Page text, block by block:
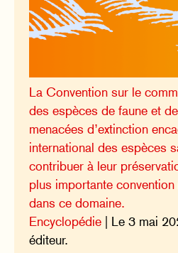
La Convention sur le
des espèces de faune et
menacées d’extinction
international des espèces
contribuer à leur
plus importante
dans ce domaine.
Encyclopédie | Le 3 mai
éditeur.